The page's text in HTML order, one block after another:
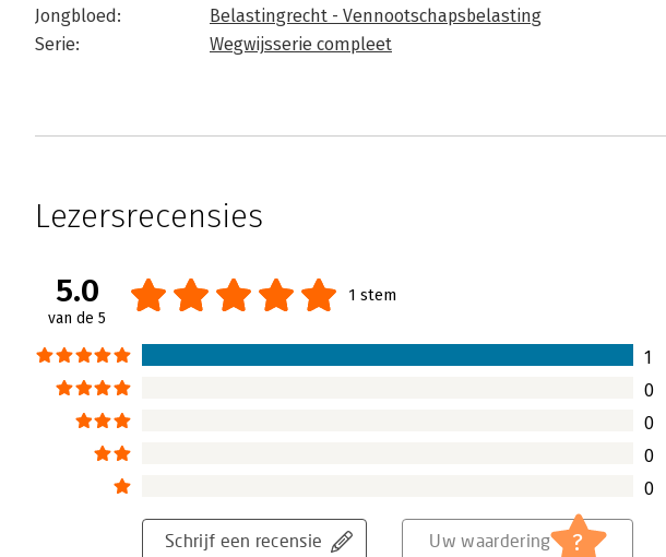
Jongbloed:
Belastingrecht - Vennootschapsbelasting
Serie:
Wegwijsserie compleet
Lezersrecensies
5.0
van de 5
1 stem
1
0
0
0
0
Schrijf een recensie Uw waardering ?